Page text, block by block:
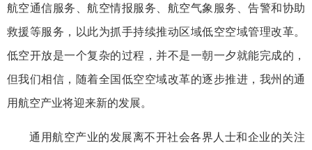
航空通信服务、航空情报服务、航空气象服务、告警和协助
救援等服务，以此为抓手持续推动区域低空空域管理改革。
低空开放是一个复杂的过程，并不是一朝一夕就能完成的，
但我们相信，随着全国低空空域改革的逐步推进，我州的通
用航空产业将迎来新的发展。
通用航空产业的发展离不开社会各界人士和企业的关注